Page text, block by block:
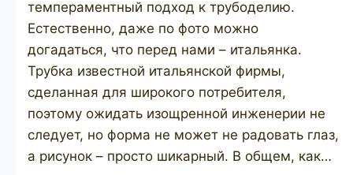
темпераментный подход к трубоделию.
Естественно, даже по фото можно
догадаться, что перед нами – итальянка.
Трубка известной итальянской фирмы,
сделанная для широкого потребителя,
поэтому ожидать изощренной инженерии не
следует, но форма не может не радовать глаз,
а рисунок – просто шикарный. В общем, как…